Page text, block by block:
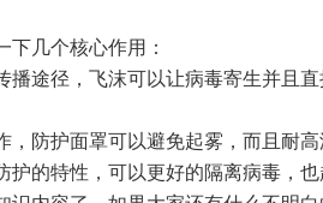
几个核心作用：
径，飞沫可以让病毒寄生并且
护面罩可以避免起雾，而且耐高
特性，可以更好的隔离病毒，也